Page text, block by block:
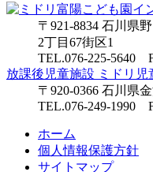
〒921-8834 石川県
2丁目67街区1
TEL.076-225-5640
放課後児童施設 ミドリ児
〒920-0366 石川県
TEL.076-249-1990
ホーム
個人情報保護方針
サイトマップ